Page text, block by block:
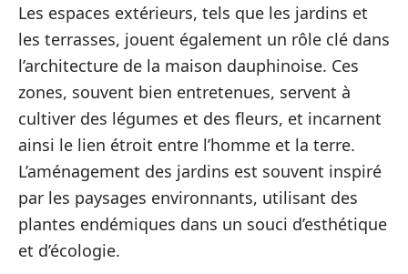
Les espaces extérieurs, tels que les jardins et
les terrasses, jouent également un rôle clé dans
l’architecture de la maison dauphinoise. Ces
zones, souvent bien entretenues, servent à
cultiver des légumes et des fleurs, et incarnent
ainsi le lien étroit entre l’homme et la terre.
L’aménagement des jardins est souvent inspiré
par les paysages environnants, utilisant des
plantes endémiques dans un souci d’esthétique
et d’écologie.